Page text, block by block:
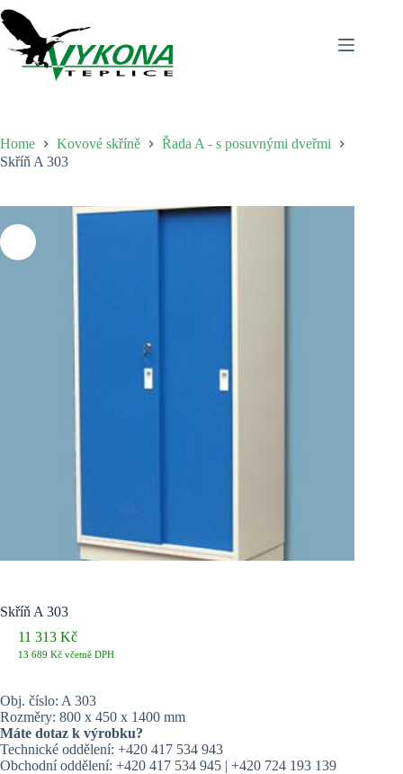
Skip
to
content
Home Kovové skříně
Řada A - s posuvnými dveřmi
Skříň A 303
Skříň A 303
11 313 Kč
13 689 Kč včetně DPH
Obj. číslo: A 303
Rozměry: 800 x 450 x 1400 mm
Máte dotaz k výrobku?
Technické oddělení: +420 417 534 943
Obchodní oddělení: +420 417 534 945 | +420 724 193 139